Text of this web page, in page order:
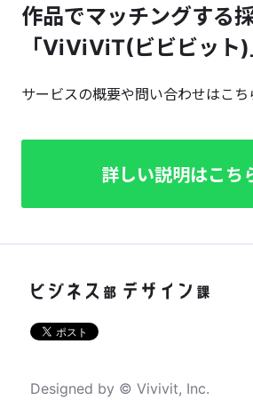
作品でマッチングする
「ViViViT(ビビビット)
サービスの概要や問い合わせはこち
詳しい説明はこち
Designed by © Vivivit, Inc.